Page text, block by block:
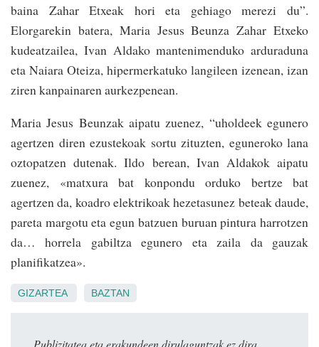
baina Zahar Etxeak hori eta gehiago merezi du”.
Elorgarekin batera, Maria Jesus Beunza Zahar Etxeko
kudeatzailea, Ivan Aldako mantenimenduko arduraduna
eta Naiara Oteiza, hipermerkatuko langileen izenean, izan
ziren kanpainaren aurkezpenean.
Maria Jesus Beunzak aipatu zuenez, “uholdeek egunero
agertzen diren ezustekoak sortu zituzten, eguneroko lana
oztopatzen dutenak. Ildo berean, Ivan Aldakok aipatu
zuenez, «matxura bat konpondu orduko bertze bat
agertzen da, koadro elektrikoak hezetasunez beteak daude,
pareta margotu eta egun batzuen buruan pintura harrotzen
da… horrela gabiltza egunero eta zaila da gauzak
planifikatzea».
GIZARTEA BAZTAN
Publizitatea eta erakundeen dirulaguntzak ez dira